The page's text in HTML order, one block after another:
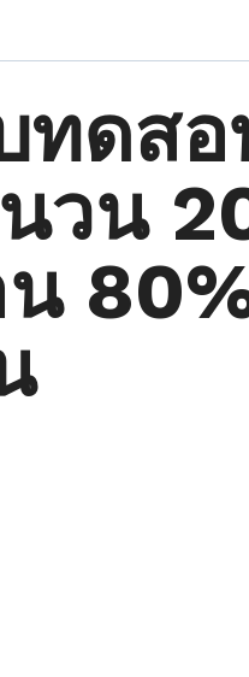
ทดสอ
วน